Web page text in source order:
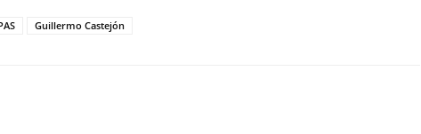
Guillermo Castejón